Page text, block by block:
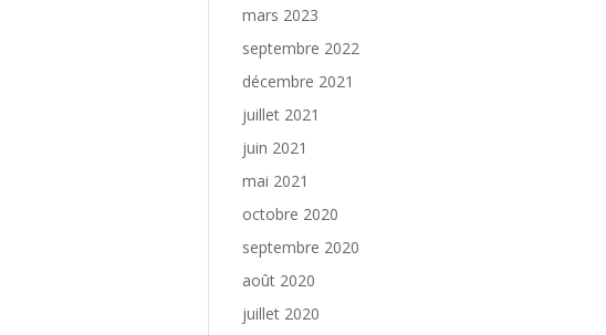
mars 2023
septembre 2022
décembre 2021
juillet 2021
juin 2021
mai 2021
octobre 2020
septembre 2020
août 2020
juillet 2020